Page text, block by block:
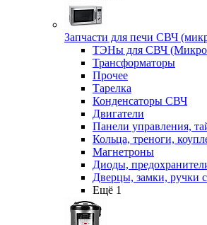
Запчасти для печи СВЧ
ТЭНы для СВЧ
Трансформаторы
Прочее
Тарелка
Конденсаторы СВЧ
Двигатели
Панели управления,
Кольца, треноги,
Магнетроны
Диоды,
Дверцы, замки, ручки
Ещё 1